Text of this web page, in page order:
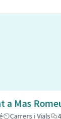
a Mas
Carrers i Vials 4